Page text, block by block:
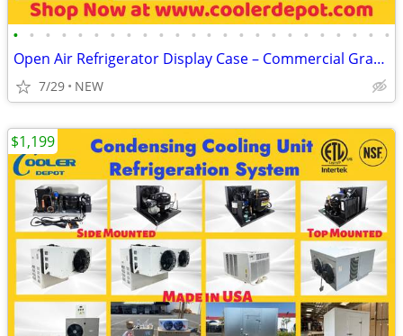
• • • • • • • • • • • • • • • • • • • • • • • •
Open Air Refrigerator Display Case – Commercial Grab & Go Cooler
7/29 NEW
$1,199